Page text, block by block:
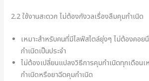
2.2 ใช้งานสะดวก ไม่ต้องกังวลเรื่องลืมคุมกำเนิด
เหมาะสำหรับคนที่มีไลฟ์สไตล์ยุ่งๆ ไม่ต้องคอย
กำเนิดเป็นประจำ
ไม่ต้องเปลี่ยนแปลงวิธีการคุมกำเนิดทุกเดือน
กำเนิดหรือยาฉีดคุมกำเนิด